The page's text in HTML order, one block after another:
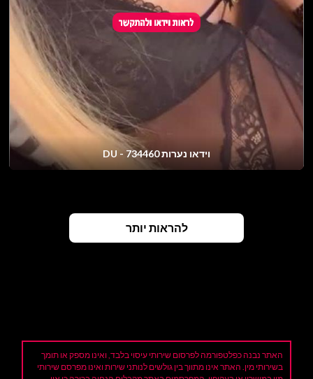
וידאו נערות DU - 734460
להראות יותר
האתר נבנה כפלטפורמה לפרסום שירותי עיסוי בלבד, ואינו מספק או תומך
בשירותי מין. האתר אינו מתווך בין גולשים לנותני שירות ואינו מפרסם שירותי